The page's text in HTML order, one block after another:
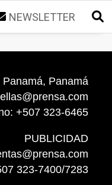
NEWSLETTER
Panamá
ellas@prensa.com
+507 323-6465
PUBLICIDAD
323-7400/7283